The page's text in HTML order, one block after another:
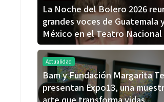
La Noche del Bolero 2026
grandes voces de Guatemala
México en el Teatro Nacional
Actualidad
Bam y Fundación Margarita
presentan Expo13, una
arte que transforma vidas